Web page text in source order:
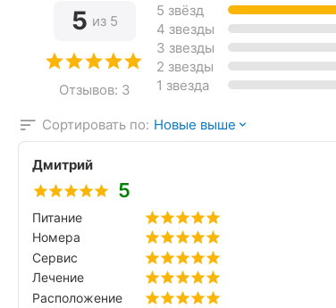
5 из 5
Отзывов: 3
5 звёзд
4 звезды
3 звезды
2 звезды
1 звезда
Сортировать по: Новые выше
Дмитрий
5
Питание
Номера
Сервис
Лечение
Расположение